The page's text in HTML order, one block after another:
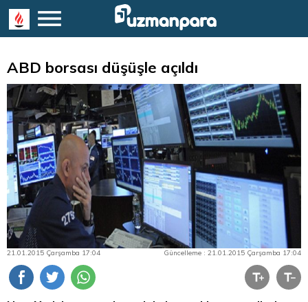
ABD borsası düşüşle açıldı
21.01.2015 Çarşamba 17:04 Güncelleme : 21.01.2015 Çarşamba 17:04